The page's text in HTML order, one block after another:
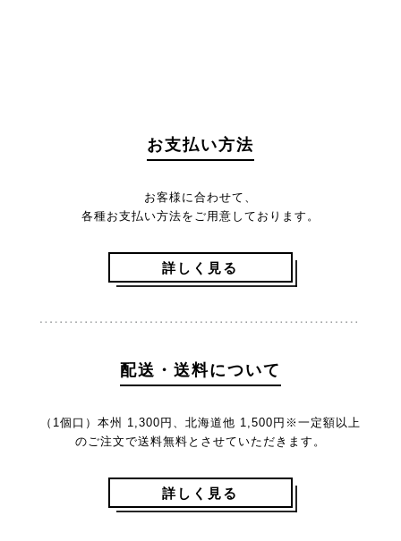
お支払い方法
お客様に合わせて、
各種お支払い方法をご用意しております。
詳しく見る
配送・送料について
（1個口）本州 1,300円、北海道他 1,500円 ※一定額以上
のご注文で送料無料とさせていただきます。
詳しく見る